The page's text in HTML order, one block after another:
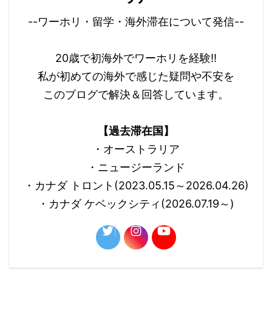
--ワーホリ・留学・海外滞在について発信--
20歳で初海外でワーホリを経験!!
私が初めての海外で感じた疑問や不安を
このブログで解決＆回答しています。
【過去滞在国】
・オーストラリア
・ニュージーランド
・カナダ トロント(2023.05.15～2026.04.26)
・カナダ ケベックシティ(2026.07.19～)